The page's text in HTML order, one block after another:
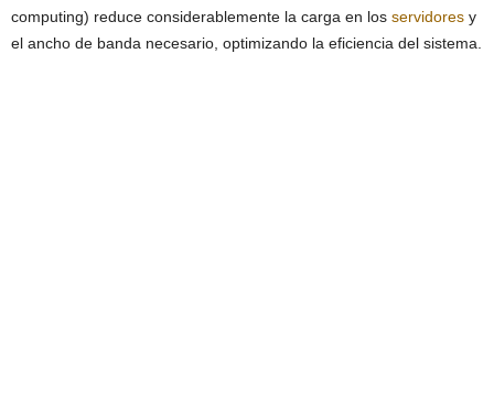
computing) reduce considerablemente la carga en los servidores y
el ancho de banda necesario, optimizando la eficiencia del sistema.